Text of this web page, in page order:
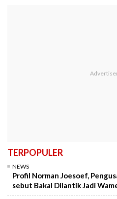
TERPOPULER
NEWS
Profil Norman Joesoef,
sebut Bakal Dilantik Jadi